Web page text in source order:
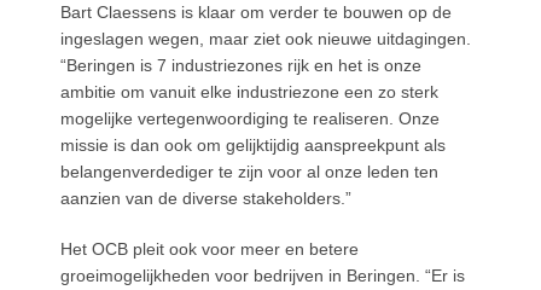
Bart Claessens is klaar om verder te bouwen op de
ingeslagen wegen, maar ziet ook nieuwe uitdagingen.
“Beringen is 7 industriezones rijk en het is onze
ambitie om vanuit elke industriezone een zo sterk
mogelijke vertegenwoordiging te realiseren. Onze
missie is dan ook om gelijktijdig aanspreekpunt als
belangenverdediger te zijn voor al onze leden ten
aanzien van de diverse stakeholders.”
Het OCB pleit ook voor meer en betere
groeimogelijkheden voor bedrijven in Beringen. “Er is